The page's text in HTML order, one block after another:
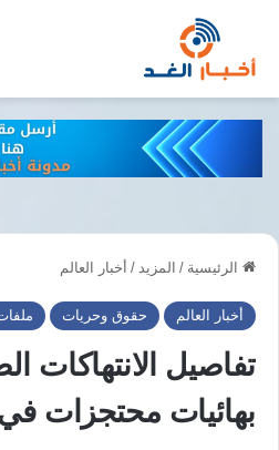
الرئيسية / المزيد / أخبار العالم
أخبار العالم حقوق وحريات
تفاصيل الانتهاكات
بهائيات محتجزات